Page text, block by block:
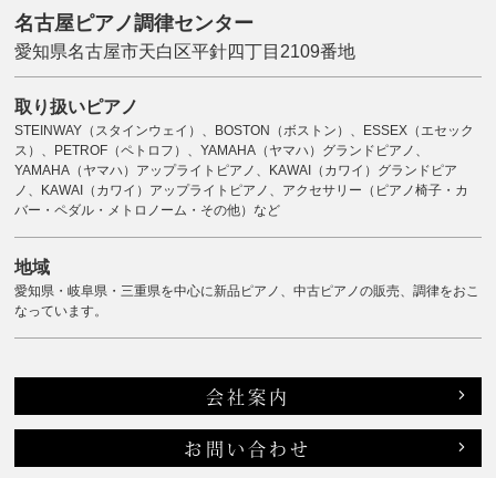
名古屋ピアノ調律センター
愛知県名古屋市天白区平針四丁目2109番地
取り扱いピアノ
STEINWAY（スタインウェイ）、BOSTON（ボストン）、ESSEX（エセック
ス）、PETROF（ペトロフ）、YAMAHA（ヤマハ）グランドピアノ、
YAMAHA（ヤマハ）アップライトピアノ、KAWAI（カワイ）グランドピア
ノ、KAWAI（カワイ）アップライトピアノ、アクセサリー（ピアノ椅子・カ
バー・ペダル・メトロノーム・その他）など
地域
愛知県・岐阜県・三重県を中心に新品ピアノ、中古ピアノの販売、調律をおこ
なっています。
会社案内
お問い合わせ